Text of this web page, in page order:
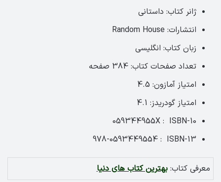
ژانر کتاب: داستانی
انتشارات: Random House
زبان کتاب: انگلیسی‏
تعداد صفحات کتاب: 384 صفحه ‏
امتیاز آمازون: 4.5 ‏
امتیاز گودریدز: 4.1
ISBN-10 ‏ : ‎ 059344955X
ISBN-13 ‏ : ‎ 978-0593449554
معرفی کتاب:بهترین کتاب های دنیا